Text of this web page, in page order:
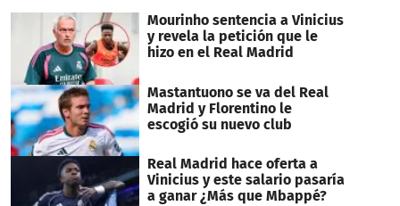
Mourinho sentencia a Vinicius
y revela la petición que le
hizo en el Real Madrid
Mastantuono se va del Real
Madrid y Florentino le
escogió su nuevo club
Real Madrid hace oferta a
Vinicius y este salario pasaría
a ganar ¿Más que Mbappé?